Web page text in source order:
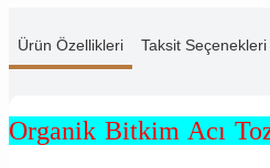
Ürün Özellikleri Taksit Seçenekleri
Organik Bitkim Acı